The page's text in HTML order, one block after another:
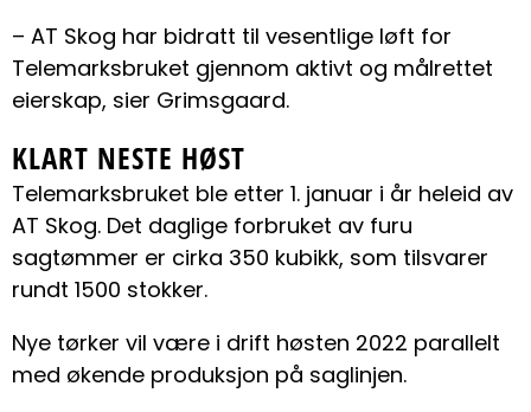
– AT Skog har bidratt til vesentlige løft for
Telemarksbruket gjennom aktivt og målrettet
eierskap, sier Grimsgaard.
KLART NESTE HØST
Telemarksbruket ble etter 1. januar i år heleid av
AT Skog. Det daglige forbruket av furu
sagtømmer er cirka 350 kubikk, som tilsvarer
rundt 1500 stokker.
Nye tørker vil være i drift høsten 2022 parallelt
med økende produksjon på saglinjen.